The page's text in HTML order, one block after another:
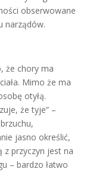
obserwowane
narządów.
że chory ma
Mimo że ma
otyłą.
że tyje” –
jasno określić,
z przyczyn jest na
– bardzo łatwo